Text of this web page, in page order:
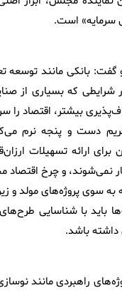
سرمایه» است.
بانکی مانند توسعه
که بسیاری از
بیشتر، اقتصاد را
دست و پنجه نرم
برای ارائه تسهیلات
نمی‌شوند، و چرخ
سوی پروژه‌های مولد و
با شناسایی طرح‌های
داشته باشد.
راهبردی مانند